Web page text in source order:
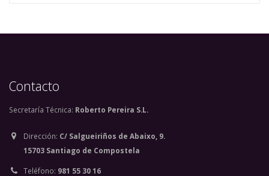
Contacto
Secretaría Técnica: Roberto Pereira S.L.
Dirección: C/ Salgueiriños de Abaixo, 9.
15703 Santiago de Compostela
Teléfono: 981 55 30 16